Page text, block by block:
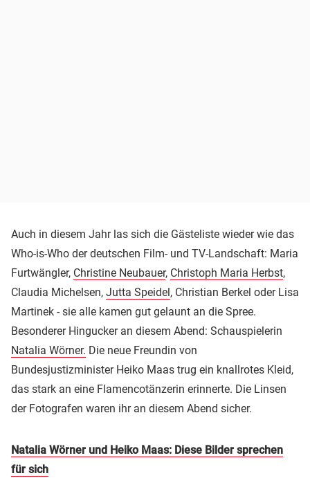
Auch in diesem Jahr las sich die Gästeliste wieder wie das
Who-is-Who der deutschen Film- und TV-Landschaft: Maria
Furtwängler, Christine Neubauer, Christoph Maria Herbst,
Claudia Michelsen, Jutta Speidel, Christian Berkel oder Lisa
Martinek - sie alle kamen gut gelaunt an die Spree.
Besonderer Hingucker an diesem Abend: Schauspielerin
Natalia Wörner. Die neue Freundin von
Bundesjustizminister Heiko Maas trug ein knallrotes Kleid,
das stark an eine Flamencotänzerin erinnerte. Die Linsen
der Fotografen waren ihr an diesem Abend sicher.
Natalia Wörner und Heiko Maas: Diese Bilder sprechen
für sich